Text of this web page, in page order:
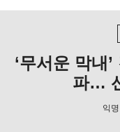
‘무서운 막내
파…
익명